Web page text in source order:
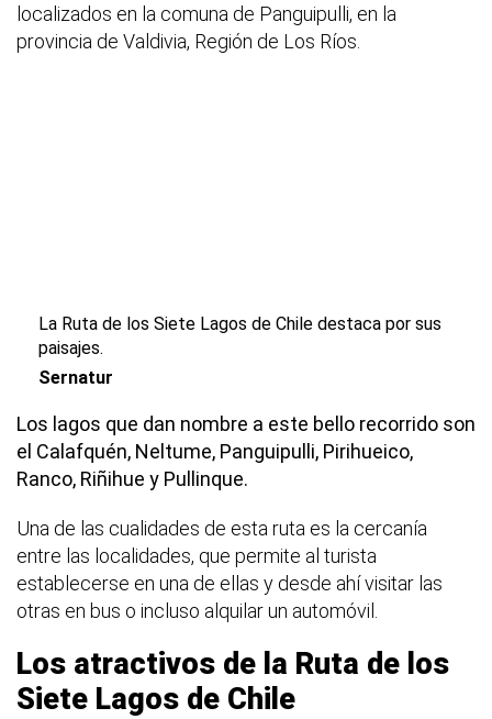
localizados en la comuna de Panguipulli, en la
provincia de Valdivia, Región de Los Ríos.
La Ruta de los Siete Lagos de Chile destaca por sus
paisajes.
Sernatur
Los lagos que dan nombre a este bello recorrido son
el Calafquén, Neltume, Panguipulli, Pirihueico,
Ranco, Riñihue y Pullinque.
Una de las cualidades de esta ruta es la cercanía
entre las localidades, que permite al turista
establecerse en una de ellas y desde ahí visitar las
otras en bus o incluso alquilar un automóvil.
Los atractivos de la Ruta de los
Siete Lagos de Chile